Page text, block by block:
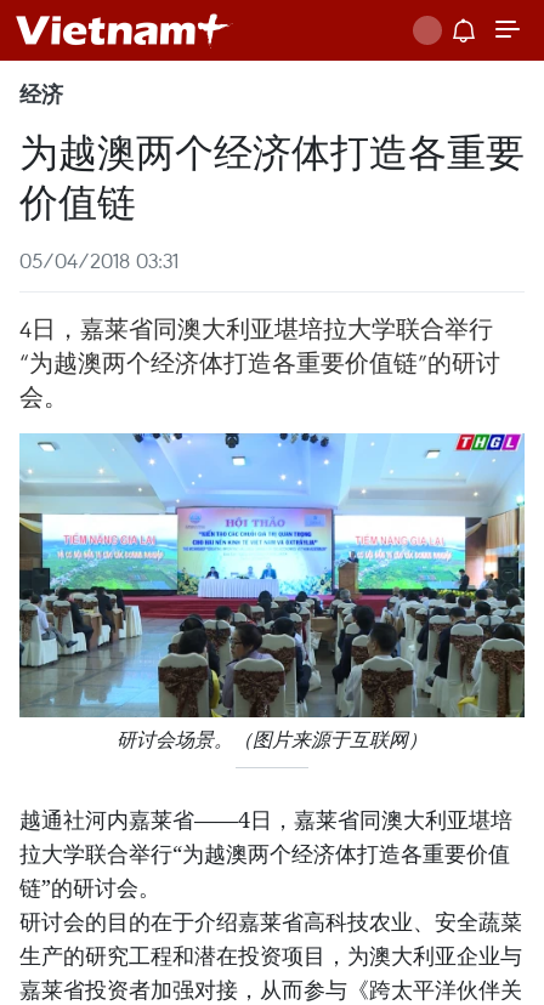
经济
为越澳两个经济体打造各重要
价值链
05/04/2018 03:31
4日，嘉莱省同澳大利亚堪培拉大学联合举行
“为越澳两个经济体打造各重要价值链”的研讨
会。
研讨会场景。（图片来源于互联网）
越通社河内嘉莱省——4日，嘉莱省同澳大利亚堪培
拉大学联合举行“为越澳两个经济体打造各重要价值
链”的研讨会。
研讨会的目的在于介绍嘉莱省高科技农业、安全蔬菜
生产的研究工程和潜在投资项目，为澳大利亚企业与
嘉莱省投资者加强对接，从而参与《跨太平洋伙伴关